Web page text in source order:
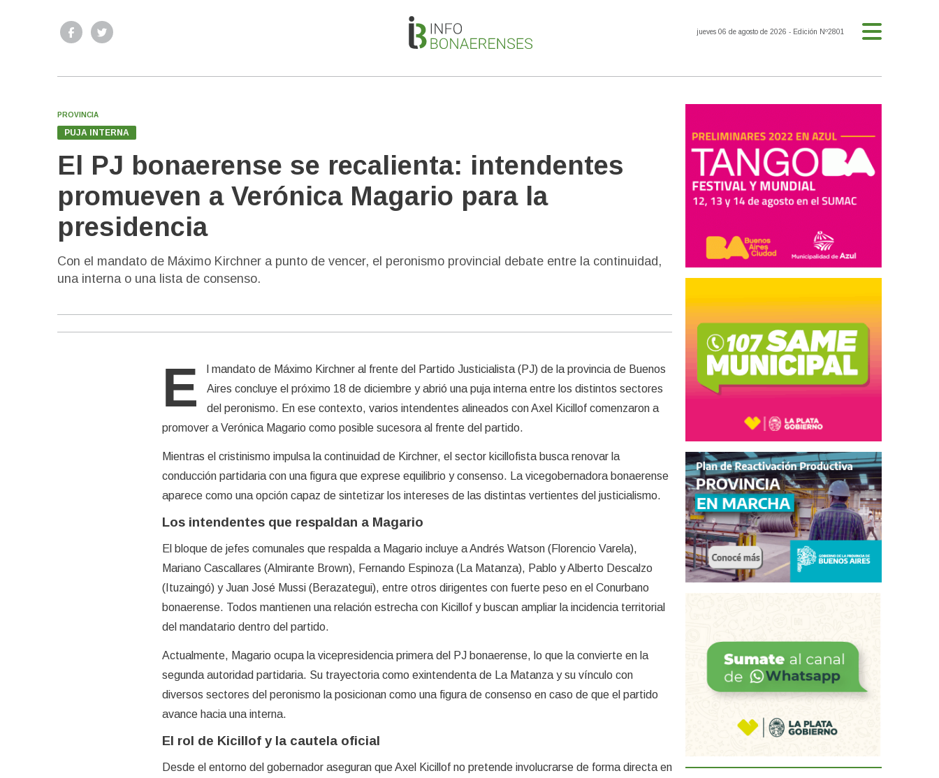
jueves 06 de agosto de 2026 - Edición Nº2801
PROVINCIA
PUJA INTERNA
El PJ bonaerense se recalienta: intendentes
promueven a Verónica Magario para la
presidencia
Con el mandato de Máximo Kirchner a punto de vencer, el peronismo provincial debate entre la continuidad,
una interna o una lista de consenso.
E
l mandato de Máximo Kirchner al frente del Partido Justicialista (PJ) de la provincia de Buenos
Aires concluye el próximo 18 de diciembre y abrió una puja interna entre los distintos sectores
del peronismo. En ese contexto, varios intendentes alineados con Axel Kicillof comenzaron a
promover a Verónica Magario como posible sucesora al frente del partido.
Mientras el cristinismo impulsa la continuidad de Kirchner, el sector kicillofista busca renovar la
conducción partidaria con una figura que exprese equilibrio y consenso. La vicegobernadora bonaerense
aparece como una opción capaz de sintetizar los intereses de las distintas vertientes del justicialismo.
Los intendentes que respaldan a Magario
El bloque de jefes comunales que respalda a Magario incluye a Andrés Watson (Florencio Varela),
Mariano Cascallares (Almirante Brown), Fernando Espinoza (La Matanza), Pablo y Alberto Descalzo
(Ituzaingó) y Juan José Mussi (Berazategui), entre otros dirigentes con fuerte peso en el Conurbano
bonaerense. Todos mantienen una relación estrecha con Kicillof y buscan ampliar la incidencia territorial
del mandatario dentro del partido.
Actualmente, Magario ocupa la vicepresidencia primera del PJ bonaerense, lo que la convierte en la
segunda autoridad partidaria. Su trayectoria como exintendenta de La Matanza y su vínculo con
diversos sectores del peronismo la posicionan como una figura de consenso en caso de que el partido
avance hacia una interna.
El rol de Kicillof y la cautela oficial
Desde el entorno del gobernador aseguran que Axel Kicillof no pretende involucrarse de forma directa en